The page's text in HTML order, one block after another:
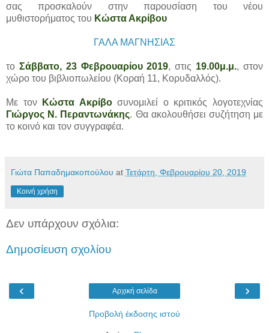
σας προσκαλούν στην παρουσίαση του νέου
μυθιστορήματος του Κώστα Ακρίβου
ΓΑΛΑ ΜΑΓΝΗΣΙΑΣ
το Σάββατο, 23 Φεβρουαρίου 2019, στις 19.00μ.μ., στον
χώρο του βιβλιοπωλείου (Κοραή 11, Κορυδαλλός).
Με τον Κώστα Ακρίβοσυνομιλεί ο κριτικός λογοτεχνίας
Γιώργος Ν. Περαντωνάκης. Θα ακολουθήσει συζήτηση με
το κοινό και τον συγγραφέα.
Γιώτα Παπαδημακοπούλου at Τετάρτη, Φεβρουαρίου 20, 2019
Κοινή χρήση
Δεν υπάρχουν σχόλια:
Δημοσίευση σχολίου
‹ ›
Αρχική σελίδα
Προβολή έκδοσης ιστού